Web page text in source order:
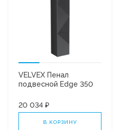
VELVEX Пенал
подвесной Edge 350
20 034 ₽
В КОРЗИНУ